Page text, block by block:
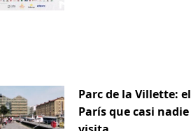
Parc de la Villette: el
París que casi nadie